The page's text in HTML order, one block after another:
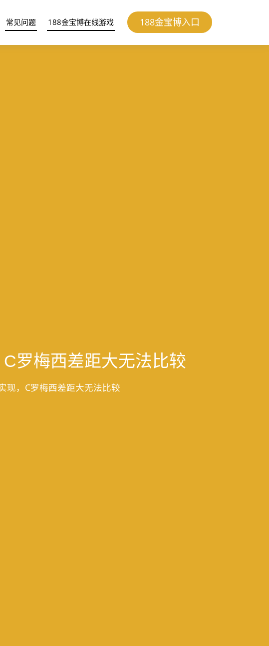
常见问题 188金宝博在线游戏 188金宝博入口
罗梅西差距大无法比较
现，C罗梅西差距大无法比较